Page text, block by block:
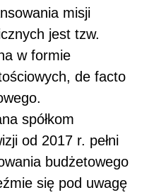
misji
jest tzw.
w formie
de facto
spółkom
od 2017 r. pełni
budżetowego
się pod uwagę